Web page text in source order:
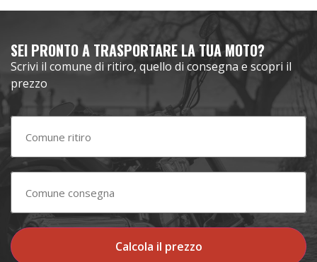
SEI PRONTO A TRASPORTARE LA TUA MOTO?
Scrivi il comune di ritiro, quello di consegna e scopri il
prezzo
Calcola il prezzo